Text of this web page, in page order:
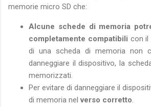
memorie micro SD che:
Alcune schede di memoria
completamente compatibili con il
di una scheda di memoria non
danneggiare il dispositivo, la
memorizzati.
Per evitare di danneggiare il
di memoria nelverso corretto.